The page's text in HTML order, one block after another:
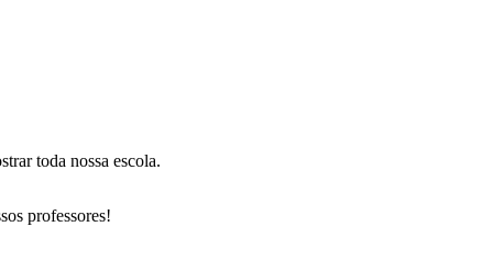
toda nossa escola.
professores!